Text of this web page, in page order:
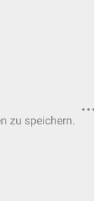
zu speichern.